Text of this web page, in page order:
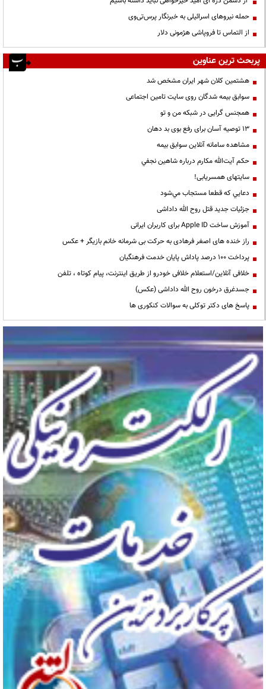
حمله نیروهای اسرائیلی به خبرنگار پرس‌تی‌وی
از التماس تا فروپاشی هژمونی دلار
پربحث ترین عناوین
هشتمین کلان شهر ایران مشخص شد
سوابق بیمه شدگان روی سایت تامین اجتماعی
همجنس گرایی در شبکه من و تو
13 توصیه آسان برای رفع بوی بد دهان
مشاهده سامانه آنلاين سوابق بیمه
حكم آيت‌الله مكارم درباره شاهين نجفي
سایتهای همسریابی!
دعايي كه قطعا مستجاب مي‌شود
جزئیات جدید قتل روح الله داداشی
آموزش ساخت Apple ID برای کاربران ایرانی
راز خنده های اصغر فرهادی به حرکت بی شرمانه خانم بازیگر + عکس
پرداخت ۱۰۰ درصد پاداش پایان خدمت فرهنگیان
خلافی آنلاین/استعلام خلافی خودرو از طریق اینترنت، پیام کوتاه ، تلفن
جسدغرق درخون روح الله داداشی (عکس)
پاسخ های دکتر توکلی به سوالات کنکوری ها